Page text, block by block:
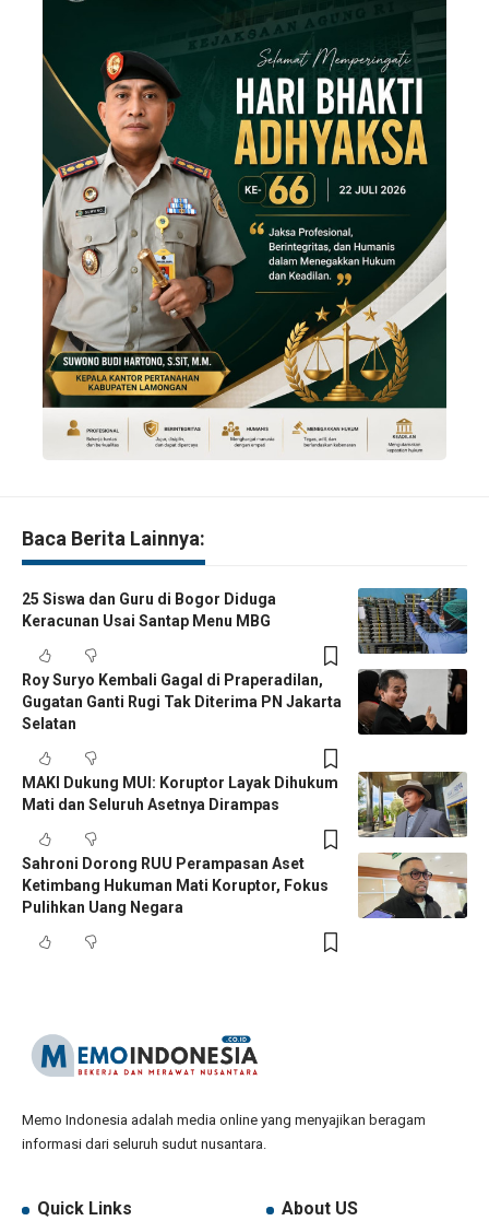
Baca Berita Lainnya:
25 Siswa dan Guru di Bogor Diduga
Keracunan Usai Santap Menu MBG
Roy Suryo Kembali Gagal di Praperadilan,
Gugatan Ganti Rugi Tak Diterima PN Jakarta
Selatan
MAKI Dukung MUI: Koruptor Layak Dihukum
Mati dan Seluruh Asetnya Dirampas
Sahroni Dorong RUU Perampasan Aset
Ketimbang Hukuman Mati Koruptor, Fokus
Pulihkan Uang Negara
Memo Indonesia adalah media online yang menyajikan beragam
informasi dari seluruh sudut nusantara.
Quick Links About US